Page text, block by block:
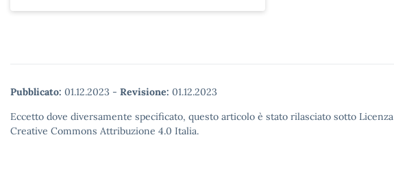
Pubblicato: 01.12.2023 - Revisione: 01.12.2023
Eccetto dove diversamente specificato, questo articolo è stato rilasciato sotto Licenza
Creative Commons Attribuzione 4.0 Italia.